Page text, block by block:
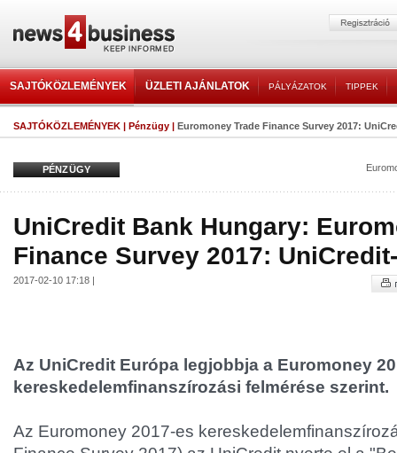
SAJTÓKÖZLEMÉNYEK ÜZLETI AJÁNLATOK PÁLYÁZATOK TIPPEK
SAJTÓKÖZLEMÉNYEK | Pénzügy | Euromoney Trade Finance Survey 2017:
PÉNZÜGY
UniCredit Bank Hungary:
Finance Survey 2017:
2017-02-10 17:18 |
Az UniCredit Európa legjobbja a Euromoney
kereskedelemfinanszírozási felmérése szerint.
Az Euromoney 2017-es